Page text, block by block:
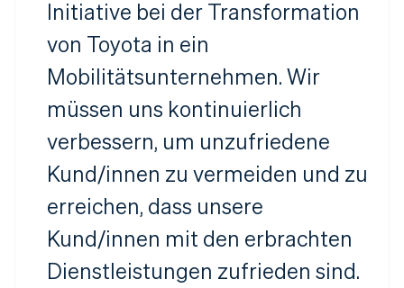
Initiative bei der Transformation
von Toyota in ein
Mobilitätsunternehmen. Wir
müssen uns kontinuierlich
verbessern, um unzufriedene
Kund/innen zu vermeiden und zu
erreichen, dass unsere
Kund/innen mit den erbrachten
Dienstleistungen zufrieden sind.